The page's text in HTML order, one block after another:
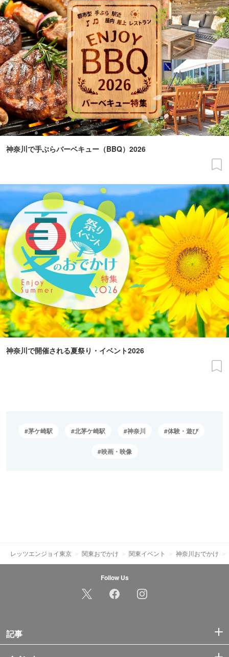
神奈川で手ぶらバーベキュー（BBQ）2026
神奈川で開催される夏祭り・イベント2026
茅ケ崎駅 北茅ケ崎駅 神奈川 体験・遊び
映画・映像
レッツエンジョイ東京 関東おでかけ 関東イベント 神奈川おでかけ
Follow Us
記事